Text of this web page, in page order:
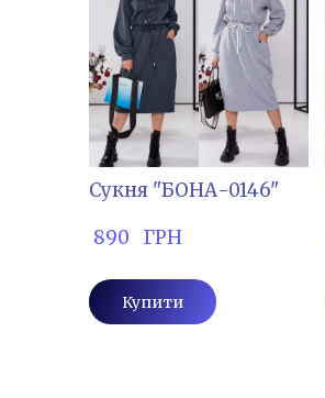
Сукня "БОНА-0146"
890   ГРН
Купити